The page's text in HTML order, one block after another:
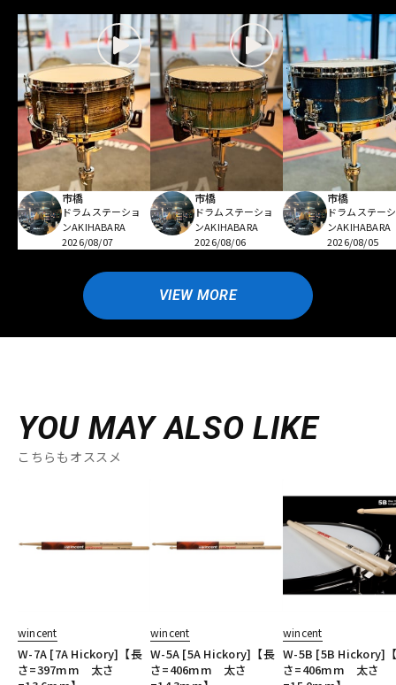
市橋
ドラムステーショ
ンAKIHABARA
2026/08/07
市橋
ドラムステーショ
ンAKIHABARA
2026/08/06
市橋
ドラムステー
ンAKIHABARA
2026/08/05
VIEW MORE
YOU MAY ALSO LIKE
こちらもオススメ
wincent
W-7A [7A Hickory]【長
さ=397mm 太さ
wincent
W-5A [5A Hickory]【長
さ=406mm 太さ
wincent
W-5B [5B Hickory]
さ=406mm 太さ